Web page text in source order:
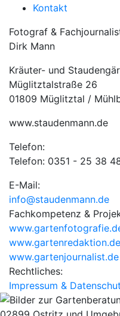
Kontakt
Fotograf &
Dirk Mann
Kräuter- und
Müglitztalstraße 26
01809 Müglitztal /
www.staudenmann.de
Telefon:
Telefon: 0351 - 25 38
E-Mail:
info@staudenmann.de
Fachkompetenz &
www.gartenredaktion.de
www.gartenjournalist.de
Rechtliches:
Impressum &